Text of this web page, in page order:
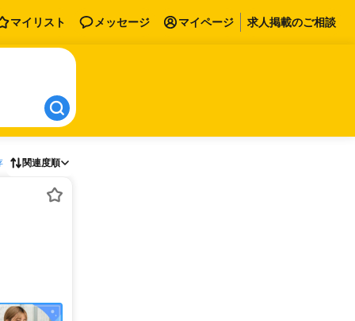
マイリスト メッセージ マイページ 求人掲載のご相談
関連度順